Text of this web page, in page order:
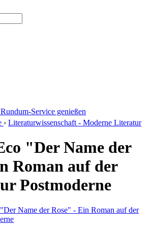
Service genießen
› Literaturwissenschaft - Moderne Literatur
"Der Name der
Roman auf der
Postmoderne